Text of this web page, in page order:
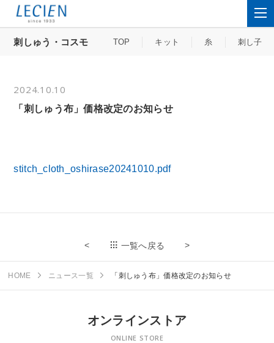
刺しゅう・コスモ TOP キット 糸 刺し子
2024.10.10
「刺しゅう布」価格改定のお知らせ
stitch_cloth_oshirase20241010.pdf
< 一覧へ戻る >
HOME ニュース一覧 「刺しゅう布」価格改定のお知らせ
オンラインストア
ONLINE STORE